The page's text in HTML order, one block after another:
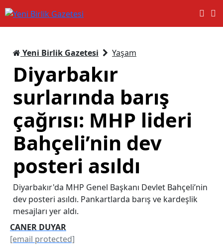
Yeni Birlik Gazetesi Yaşam
Diyarbakır
surlarında barış
çağrısı: MHP lideri
Bahçeli’nin dev
posteri asıldı
Diyarbakır'da MHP Genel Başkanı Devlet Bahçeli’nin
dev posteri asıldı. Pankartlarda barış ve kardeşlik
mesajları yer aldı.
CANER DUYAR
[email protected]